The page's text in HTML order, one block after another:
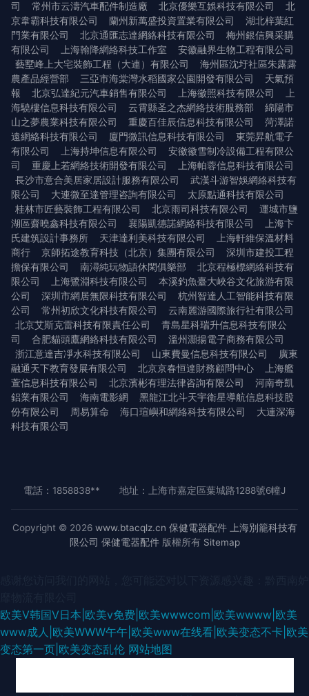
司
常州市云濤汽車配件制造廠 北京優樂互娛科技有限公司
北
京韋霸科技有限公司
蘭州新萬盛投資置業有限公司
湖北梓葉紅
門業有限公司
北京通匯志達網絡科技有限公司
梅州銀信興采購
有限公司
上海翰降網絡科技工作室
安徽融界生物工程有限公司
藝墅峰上大宅裝飾工程（大連）有限公司
海州區沈圩社區朱露露
農產品經營部
三亞市海棠灣水稻國家公園開發有限公司
天氣預
報
北京弘達紀元汽車銷售有限公司 上海徽照科技有限公司
上
海驍樓信息科技有限公司
云霄縣圣之杰網絡技術服務部
綿陽市
山之夢農業科技有限公司
重慶百佳辰信息科技有限公司
菏澤諾
遠網絡科技有限公司
廈門微訊信息科技有限公司
東莞昇航電子
有限公司
上海持坤信息有限公司
安徽徽雪制冷設備工程有限公
司
重慶上若網絡技術開發有限公司
上海帕蓉信息科技有限公司
長沙市意合美居家居設計服務有限公司
武漢斗游智娛網絡科技有
限公司
大連微至達管理咨詢有限公司
太原點通科技有限公司
桂林市匠藝裝飾工程有限公司
北京雨司科技有限公司
運城市鹽
湖區齋曉鑫科技有限公司
襄陽凱德諾網絡科技有限公司
上海卞
氏建筑設計事務所
天津達利美科技有限公司
上海軒維保溫材料
商行
京師拓途教育科技（北京）集團有限公司
深圳市建投工程
擔保有限公司
南潯純玩物語休閑俱樂部
北京程極標網絡科技有
限公司
上海鷺淵科技有限公司
本溪釣魚臺大峽谷文化旅游有限
公司
深圳市網居無限科技有限公司
杭州智達人工智能科技有限
公司
常州初欣文化科技有限公司
云南麗游國際旅行社有限公司
北京艾斯克雷科技有限責任公司
青島星科瑞升信息科技有限公
司
合肥貓頭鷹網絡科技有限公司
溫州灝揚電子商務有限公司
浙江意達吉凈水科技有限公司
山東費曼信息科技有限公司
廣東
融通天下教育發展有限公司
北京京春恒達財務顧問中心
上海艦
萱信息科技有限公司
北京濱彬有理法律咨詢有限公司
河南奇凱
鋁業有限公司
海南電影網
黑龍江北斗天宇衛星導航信息科技股
份有限公司
周易算命 海口瑄嶼和網絡科技有限公司
大連深海
科技有限公司
電話：1858838** 地址：上海市嘉定區葉城路1288號6幢J
Copyright © 2026 www.btacqlz.cn 保健電器配件
上海別籠科技有
限公司 保健電器配件版權所有 Sitemap
欧美V韩国V日本|欧美v免费|欧美wwwcom|欧美wwww|欧美
www成人|欧美WWW午午|欧美www在线看|欧美变态不卡|欧美
变态第一页|欧美变态乱伦 网站地图
欧美性爱日本 91在线视频国 91大神成人电影 男人的天堂综合网 91电影福利